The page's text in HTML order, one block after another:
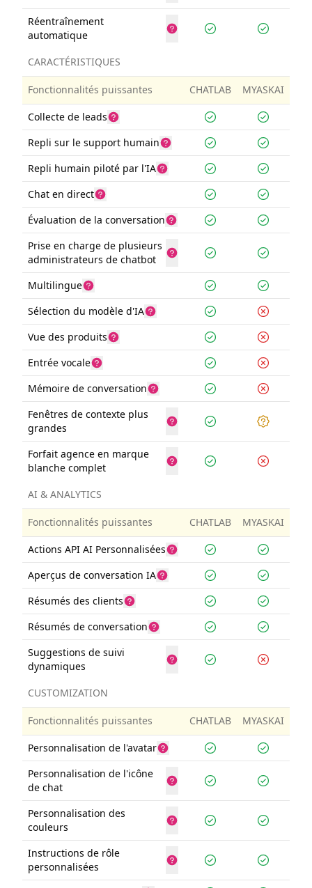
Réentraînement
automatique
CARACTÉRISTIQUES
Fonctionnalités puissantes CHATLAB MYASKAI
Collecte de leads
Repli sur le support humain
Repli humain piloté par l'IA
Chat en direct
Évaluation de la conversation
Prise en charge de plusieurs
administrateurs de chatbot
Multilingue
Sélection du modèle d'IA
Vue des produits
Entrée vocale
Mémoire de conversation
Fenêtres de contexte plus
grandes
Forfait agence en marque
blanche complet
AI & ANALYTICS
Fonctionnalités puissantes CHATLAB MYASKAI
Actions API AI Personnalisées
Aperçus de conversation IA
Résumés des clients
Résumés de conversation
Suggestions de suivi
dynamiques
CUSTOMIZATION
Fonctionnalités puissantes CHATLAB MYASKAI
Personnalisation de l'avatar
Personnalisation de l'icône
de chat
Personnalisation des
couleurs
Instructions de rôle
personnalisées